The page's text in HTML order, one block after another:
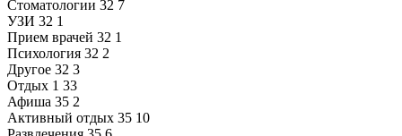
Стоматологии 32 7
УЗИ 32 1
Прием врачей 32 1
Психология 32 2
Другое 32 3
Отдых 1 33
Афиша 35 2
Активный отдых 35 10